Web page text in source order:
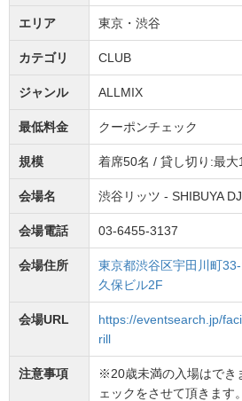
エリア 東京・渋谷
カテゴリ CLUB
ジャンル ALLMIX
最低料金 クーポンチェック
規模 着席50名 / 貸し切り:最大
会場名 渋谷リッツ - SHIBUYA
会場電話 03-6455-3137
会場住所
東京都渋谷区宇田川町
久保ビル2F
会場URL
https://eventsearch.jp/
rill
注意事項
※20歳未満の入場はでき
ェックをさせて頂きます